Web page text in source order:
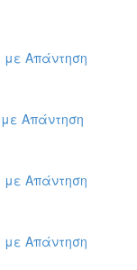
με Απάντηση
Απάντηση
με Απάντηση
με Απάντηση